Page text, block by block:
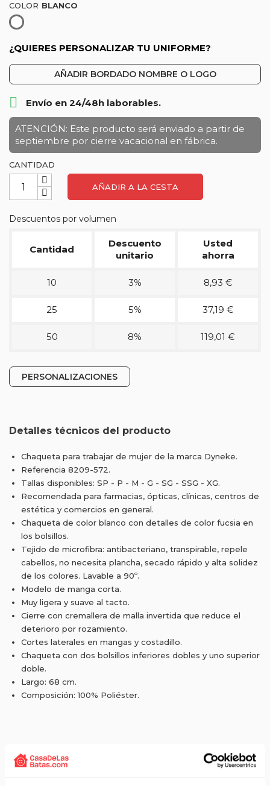
COLOR
Blanco
¿QUIERES PERSONALIZAR TU UNIFORME?
AÑADIR BORDADO NOMBRE O LOGO
 Envío en 24/48h laborables.
ATENCIÓN: Este producto será enviado a partir de
septiembre por cierre vacacional en fábrica.
CANTIDAD
AÑADIR A LA CESTA
Descuentos por volumen
Cantidad
Descuento
unitario
Usted
ahorra
10 3% 8,93 €
25 5% 37,19 €
50 8% 119,01 €
PERSONALIZACIONES
Detalles técnicos del producto
Chaqueta para trabajar de mujer de la marca Dyneke.
Referencia 8209-572.
Tallas disponibles: SP - P - M - G - SG - SSG - XG.
Recomendada para farmacias, ópticas, clínicas, centros de
estética y comercios en general.
Chaqueta de color blanco con detalles de color fucsia en
los bolsillos.
Tejido de microfibra: antibacteriano, transpirable, repele
cabellos, no necesita plancha, secado rápido y alta solidez
de los colores. Lavable a 90º.
Modelo de manga corta.
Muy ligera y suave al tacto.
Cierre con cremallera de malla invertida que reduce el
deterioro por rozamiento.
Cortes laterales en mangas y costadillo.
Chaqueta con dos bolsillos inferiores dobles y uno superior
doble.
Largo: 68 cm.
Composición: 100% Poliéster.
Solicita presupuesto: